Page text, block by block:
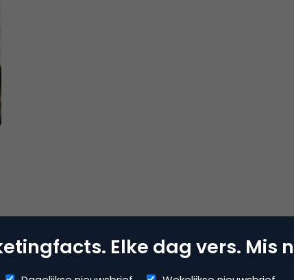
Elke dag vers. Mis